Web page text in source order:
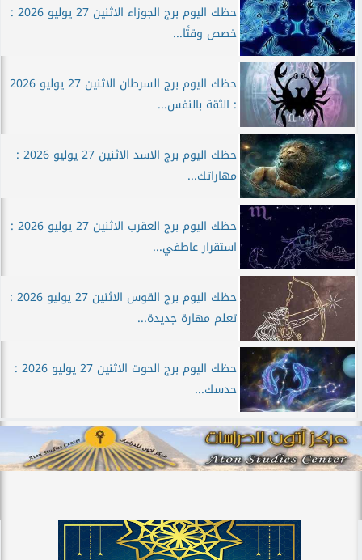
حظك اليوم برج الجوزاء الاثنين 27 يوليو 2026 :
خصص وقتًا...
حظك اليوم برج السرطان الاثنين 27 يوليو 2026
: الثقة بالنفس...
حظك اليوم برج الاسد الاثنين 27 يوليو 2026 :
مهاراتك...
حظك اليوم برج العقرب الاثنين 27 يوليو 2026 :
استقرار عاطفي...
حظك اليوم برج القوس الاثنين 27 يوليو 2026 :
تعلم مهارة جديدة...
حظك اليوم برج الحوت الاثنين 27 يوليو 2026 :
حدسك...